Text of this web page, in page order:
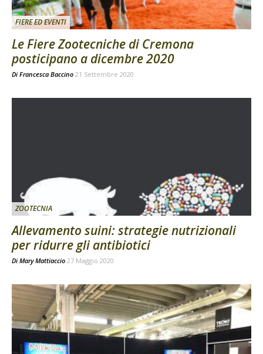
FIERE ED EVENTI
Le Fiere Zootecniche di Cremona
posticipano a dicembre 2020
Di Francesca Baccino 21 Settembre 2020
ZOOTECNIA
Allevamento suini: strategie nutrizionali
per ridurre gli antibiotici
Di Mary Mattiaccio 27 Maggio 2020